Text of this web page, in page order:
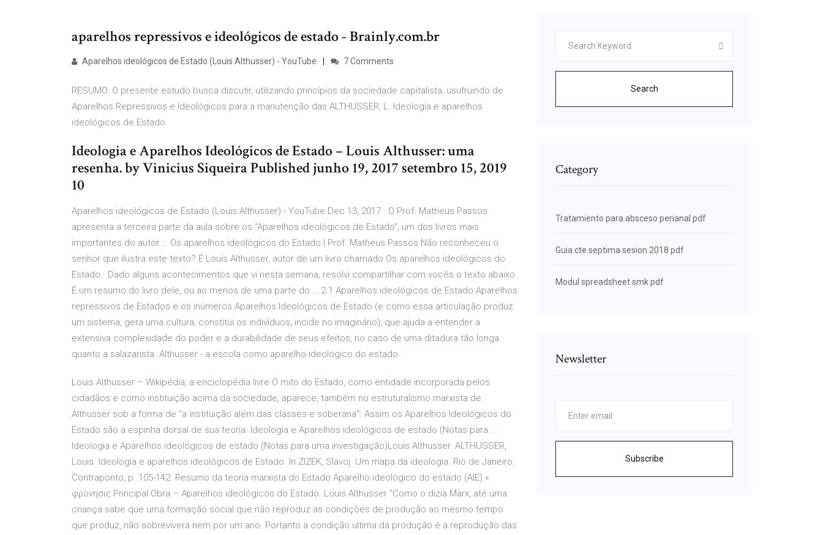
aparelhos repressivos e ideológicos de estado - Brainly.com.br
Aparelhos ideológicos de Estado (Louis Althusser) - YouTube 7 Comments
RESUMO. O presente estudo busca discutir, utilizando princípios da sociedade capitalista, usufruindo de
Aparelhos Repressivos e Ideológicos para a manutenção das ALTHUSSER, L. Ideologia e aparelhos
ideológicos de Estado.
Ideologia e Aparelhos Ideológicos de Estado – Louis Althusser: uma
resenha. by Vinicius Siqueira Published junho 19, 2017 setembro 15, 2019
10
Aparelhos ideológicos de Estado (Louis Althusser) - YouTube Dec 13, 2017 · O Prof. Matheus Passos
apresenta a terceira parte da aula sobre os “Aparelhos ideológicos de Estado”, um dos livros mais
importantes do autor … Os aparelhos ideológicos do Estado | Prof. Matheus Passos Não reconheceu o
senhor que ilustra este texto? É Louis Althusser, autor de um livro chamado Os aparelhos ideológicos do
Estado.. Dado alguns acontecimentos que vi nesta semana, resolvi compartilhar com vocês o texto abaixo.
É um resumo do livro dele, ou ao menos de uma parte do … 2.1 Aparelhos ideológicos de Estado Aparelhos
repressivos de Estados e os inúmeros Aparelhos Ideológicos de Estado (e como essa articulação produz
um sistema, gera uma cultura, constitui os indivíduos, incide no imaginário), que ajuda a entender a
extensiva complexidade do poder e a durabilidade de seus efeitos, no caso de uma ditadura tão longa
quanto a salazarista. Althusser - a escola como aparelho ideológico do estado
Louis Althusser – Wikipédia, a enciclopédia livre O mito do Estado, como entidade incorporada pelos
cidadãos e como instituição acima da sociedade, aparece, também no estruturalismo marxista de
Althusser sob a forma de "a instituição além das classes e soberana". Assim os Aparelhos Ideológicos do
Estado são a espinha dorsal de sua teoria. Ideologia e Aparelhos ideológicos de estado (Notas para ...
Ideologia e Aparelhos ideológicos de estado (Notas para uma investigação)Louis Althusser. ALTHUSSER,
Louis. Ideologia e aparelhos ideológicos de Estado. In ZIZEK, Slavoj. Um mapa da ideologia. Rio de Janeiro:
Contraponto, p. 105-142. Resumo da teoria marxista do Estado Aparelho ideológico do estado (AIE) «
φρόνησις Principal Obra – Aparelhos ideológicos do Estado. Louis Althusser “Como o dizia Marx, até uma
criança sabe que uma formação social que não reproduz as condições de produção ao mesmo tempo
que produz, não sobreviverá nem por um ano. Portanto a condição ultima da produção é a reprodução das
Search
Category
Tratamiento para absceso perianal pdf
Guia cte septima sesion 2018 pdf
Modul spreadsheet smk pdf
Newsletter
Subscribe